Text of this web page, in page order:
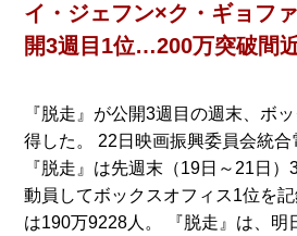
イ・ジェフン×ク・ギョフ
開3週目1位…200万突破間
『脱走』が公開3週目の週末、ボ
得した。 22日映画振興委員会統合
『脱走』は先週末（19日～21日
動員してボックスオフィス1位を
は190万9228人。 『脱走』は、明